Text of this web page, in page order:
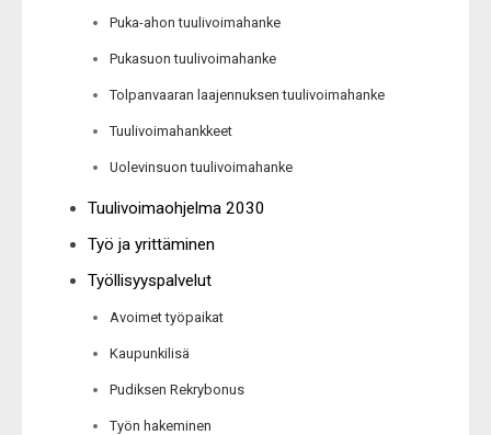
Puka-ahon tuulivoimahanke
Pukasuon tuulivoimahanke
Tolpanvaaran laajennuksen tuulivoimahanke
Tuulivoimahankkeet
Uolevinsuon tuulivoimahanke
Tuulivoimaohjelma 2030
Työ ja yrittäminen
Työllisyyspalvelut
Avoimet työpaikat
Kaupunkilisä
Pudiksen Rekrybonus
Työn hakeminen